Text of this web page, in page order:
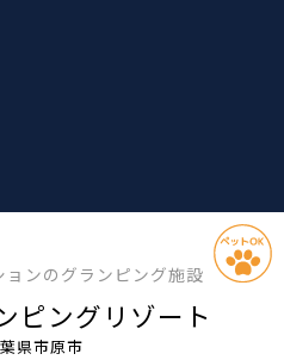
ンのグランピング施設
ピングリゾート
県市原市